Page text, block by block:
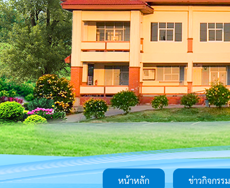
หน้าหลัก ข่าวกิจกรรม